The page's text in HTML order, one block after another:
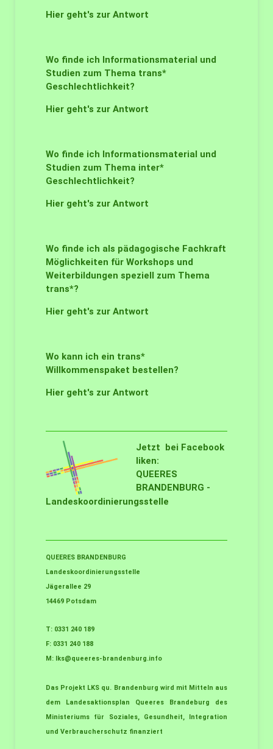
Hier geht's zur Antwort
Wo finde ich Informationsmaterial und
Studien zum Thema trans*
Geschlechtlichkeit?
Hier geht's zur Antwort
Wo finde ich Informationsmaterial und
Studien zum Thema inter*
Geschlechtlichkeit?
Hier geht's zur Antwort
Wo finde ich als pädagogische Fachkraft
Möglichkeiten für Workshops und
Weiterbildungen speziell zum Thema
trans*?
Hier geht's zur Antwort
Wo kann ich ein trans*
Willkommenspaket bestellen?
Hier geht's zur Antwort
Jetzt bei Facebook
liken:
QUEERES
BRANDENBURG -
Landeskoordinierungsstelle
QUEERES BRANDENBURG
Landeskoordinierungsstelle
Jägerallee 29
14469 Potsdam
T: 0331 240 189
F: 0331 240 188
M:
lks@queeres-brandenburg.info
Das Projekt LKS qu. Brandenburg wird mit Mitteln aus
dem Landesaktionsplan Queeres Brandeburg des
Ministeriums für Soziales, Gesundheit, Integration
und Verbraucherschutz finanziert